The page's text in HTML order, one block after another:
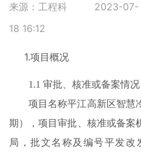
来源：工程科
2023-07-
18 16:12
1.项目概况
1.1 审批、核准或备案情况
项目名称平江高新区智慧
期），项目审批、核准或备案
局，批文名称及编号平发改